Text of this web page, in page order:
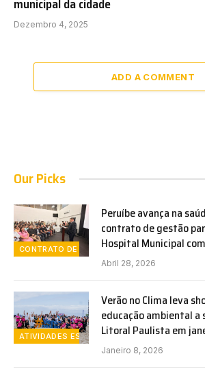
municipal da cidade
Dezembro 4, 2025
ADD A COMMENT
Our Picks
CONTRATO DE GESTÃO
Peruíbe avança na
contrato de gestão
Hospital Municipal
Abril 28, 2026
ATIVIDADES ESPORTIVAS
Verão no Clima leva
educação ambiental
Litoral Paulista em
Janeiro 8, 2026